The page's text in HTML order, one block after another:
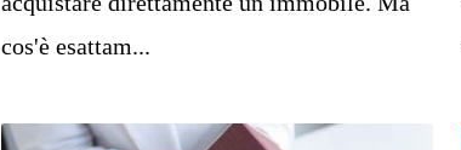
cos'è esattam...